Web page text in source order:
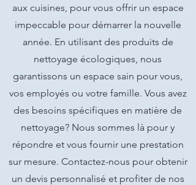
aux cuisines, pour vous offrir un espace
impeccable pour démarrer la nouvelle
année. En utilisant des produits de
nettoyage écologiques, nous
garantissons un espace sain pour vous,
vos employés ou votre famille. Vous avez
des besoins spécifiques en matière de
nettoyage? Nous sommes là pour y
répondre et vous fournir une prestation
sur mesure. Contactez-nous pour obtenir
un devis personnalisé et profiter de nos